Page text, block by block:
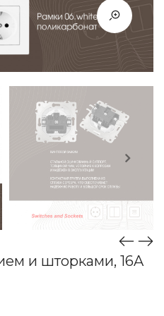
и шторками, 16A